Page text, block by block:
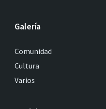
Galería
Comunidad
Cultura
Varios